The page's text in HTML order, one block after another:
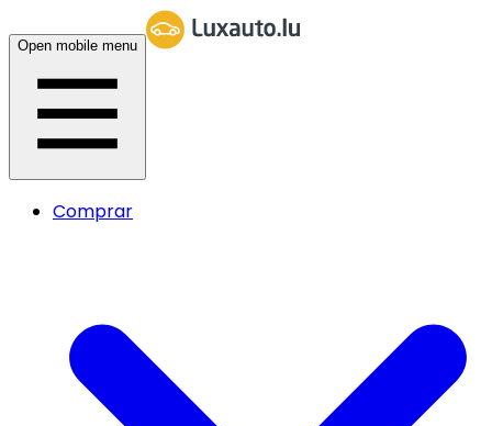
Open mobile menu
Comprar